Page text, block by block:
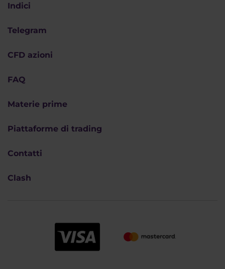
Indici
Telegram
CFD azioni
FAQ
Materie prime
Piattaforme di trading
Contatti
Clash